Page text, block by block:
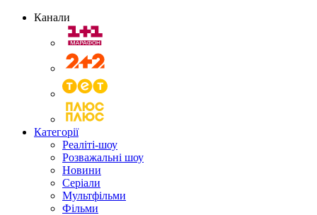
Канали
Категорії
Реаліті-шоу
Розважальні шоу
Новини
Серіали
Мультфільми
Фільми